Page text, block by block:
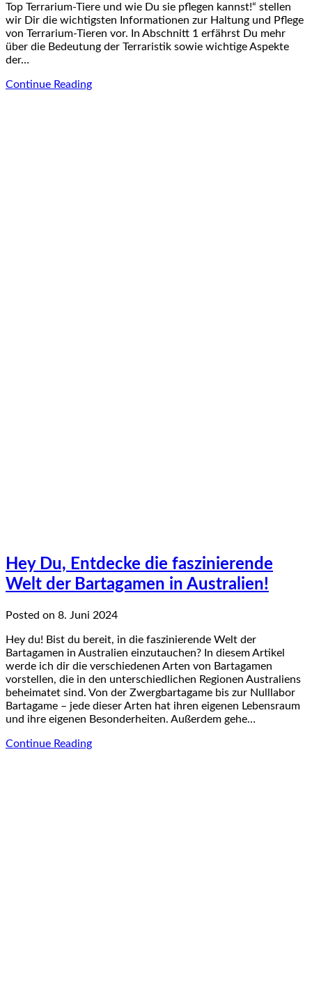
Top Terrarium-Tiere und wie Du sie pflegen kannst!“ stellen
wir Dir die wichtigsten Informationen zur Haltung und Pflege
von Terrarium-Tieren vor. In Abschnitt 1 erfährst Du mehr
über die Bedeutung der Terraristik sowie wichtige Aspekte
der…
Continue Reading
Hey Du, Entdecke die faszinierende
Welt der Bartagamen in Australien!
Posted on 8. Juni 2024
Hey du! Bist du bereit, in die faszinierende Welt der
Bartagamen in Australien einzutauchen? In diesem Artikel
werde ich dir die verschiedenen Arten von Bartagamen
vorstellen, die in den unterschiedlichen Regionen Australiens
beheimatet sind. Von der Zwergbartagame bis zur Nulllabor
Bartagame – jede dieser Arten hat ihren eigenen Lebensraum
und ihre eigenen Besonderheiten. Außerdem gehe…
Continue Reading